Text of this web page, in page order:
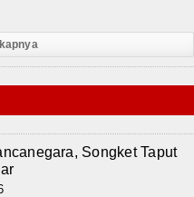
Songket Taput